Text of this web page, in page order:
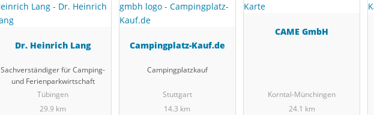
Dr. Heinrich Lang
Sachverständiger für Camping-
und Ferienparkwirtschaft
Tübingen
29.9 km
Campingplatz-Kauf.de
Campingplatzkauf
Stuttgart
14.3 km
CAME GmbH
Korntal-Münchingen
24.1 km